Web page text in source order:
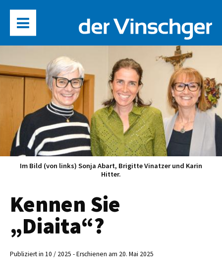
Im Bild (von links) Sonja Abart, Brigitte Vinatzer und Karin
Hitter.
Kennen Sie
„Diaita“?
Publiziert in 10 / 2025 - Erschienen am 20. Mai 2025